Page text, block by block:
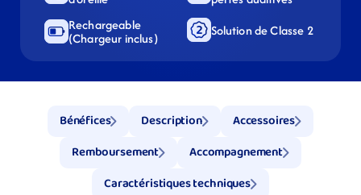
Rechargeable
(Chargeur inclus)
Solution de Classe 2
Bénéfices Description
Accessoires
Remboursement
Accompagnement
Caractéristiques techniques